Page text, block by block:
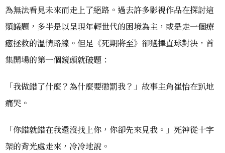
為無法看見未來而走上了絕路。過去許多影視作品在探討這
類議題，多半是以呈現年輕世代的困境為主，或是走一個療
癒拯救的溫情路線。但是《死期將至》卻選擇直球對決，首
集開場的第一個鏡頭就破題：
「我做錯了什麼？為什麼要懲罰我？」故事主角崔怡在趴地
痛哭。
「你錯就錯在我還沒找上你，你卻先來見我。」死神從十字
架的背光處走來，冷冷地說。